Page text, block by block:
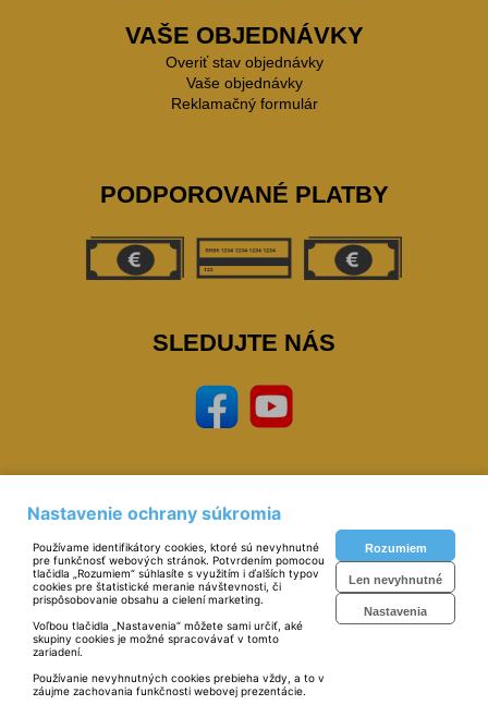
VAŠE OBJEDNÁVKY
Overiť stav objednávky
Vaše objednávky
Reklamačný formulár
PODPOROVANÉ PLATBY
SLEDUJTE NÁS
Prevádzkovateľ: © Miloš Sipták - zeleziarstvo.sk 2023, zeleziarstvo, eshop,
naradie, nastoroje, zverak, narex, bosch, mars, extol, skrinky, zvaracky, elektrody, kukly,
metre, vodovahy, vrtaky, pilky
Technické riešenie:© MiBe ESHOP 2023 verzia: 51
Nastavenie ochrany súkromia
Používame identifikátory cookies, ktoré sú nevyhnutné
pre funkčnosť webových stránok. Potvrdením pomocou
tlačidla „Rozumiem“ súhlasíte s využitím i ďalších typov
cookies pre štatistické meranie návštevnosti, či
prispôsobovanie obsahu a cielení marketing.
Voľbou tlačidla „Nastavenia“ môžete sami určiť, aké
skupiny cookies je možné spracovávať v tomto
zariadení.
Používanie nevyhnutných cookies prebieha vždy, a to v
záujme zachovania funkčnosti webovej prezentácie.
Rozumiem
Len nevyhnutné
Nastavenia